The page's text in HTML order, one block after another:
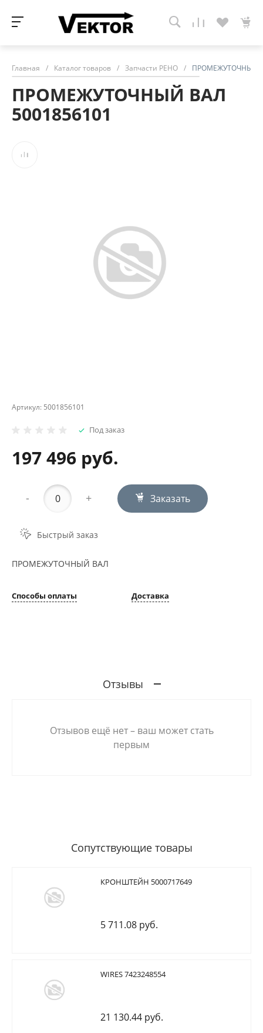
Главная / Каталог товаров / Запчасти РЕНО / ПРОМЕЖУТОЧНЫЙ
ПРОМЕЖУТОЧНЫЙ ВАЛ
5001856101
Артикул: 5001856101
Под заказ
197 496 руб.
- + Заказать
Быстрый заказ
ПРОМЕЖУТОЧНЫЙ ВАЛ
Способы оплаты Доставка
Отзывы
Отзывов ещё нет – ваш может стать
первым
Сопутствующие товары
КРОНШТЕЙН 5000717649
5 711.08 руб.
WIRES 7423248554
21 130.44 руб.